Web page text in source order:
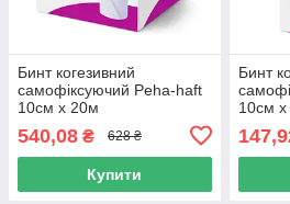
Бинт когезивний
самофіксуючий Peha-haft
10см х 20м
540,08 ₴ 628 ₴
Купити
Бинт
10см